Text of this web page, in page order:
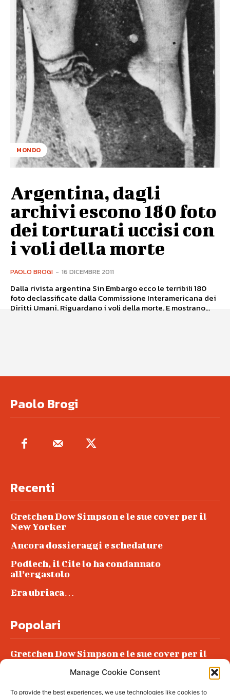
Manage Cookie Consent
To provide the best experiences, we use technologies like cookies to
MONDO
Argentina, dagli
archivi escono 180 foto
dei torturati uccisi con
i voli della morte
PAOLO BROGI - 16 DICEMBRE 2011
Dalla rivista argentina Sin Embargo ecco le terribili 180
foto declassificate dalla Commissione Interamericana dei
Diritti Umani. Riguardano i voli della morte. E mostrano...
Paolo Brogi
Recenti
Gretchen Dow Simpson e le sue cover per il
New Yorker
Ancora dossieraggi e schedature
Podlech, il Cile lo ha condannato
all’ergastolo
Era ubriaca…
Popolari
Gretchen Dow Simpson e le sue cover per il